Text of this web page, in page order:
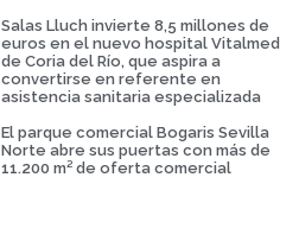
Salas Lluch invierte 8,5 millones de
euros en el nuevo hospital Vitalmed
de Coria del Río, que aspira a
convertirse en referente en
asistencia sanitaria especializada
El parque comercial Bogaris Sevilla
Norte abre sus puertas con más de
11.200 m² de oferta comercial